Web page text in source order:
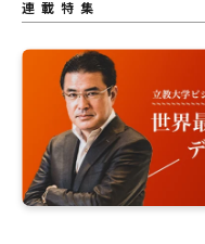
連載特集